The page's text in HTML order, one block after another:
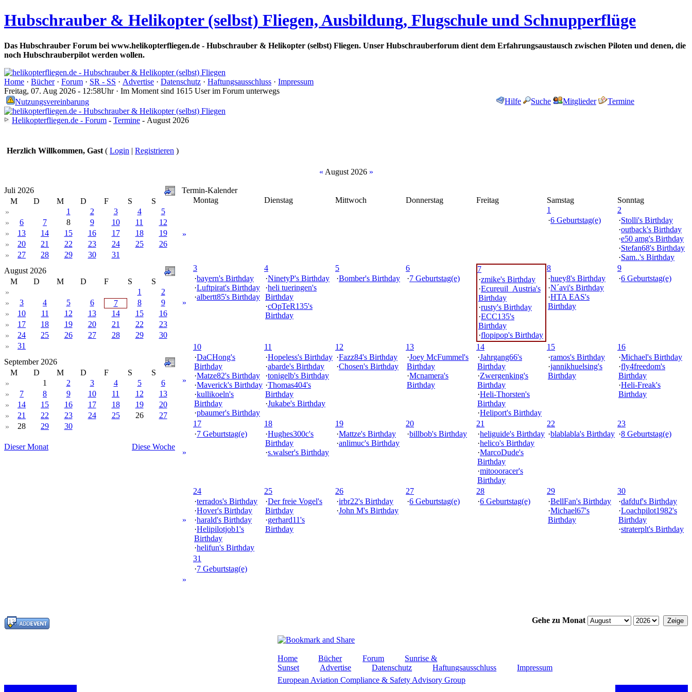
Hubschrauber & Helikopter (selbst) Fliegen, Ausbildung, Flugschule und Schnupperflüge
Das Hubschrauber Forum bei www.helikopterfliegen.de - Hubschrauber & Helikopter (selbst) Fliegen. Unser Hubschrauberforum dient dem Erfahrungsaustausch zwischen Piloten und denen, die
noch Hubschrauberpilot werden wollen.
Home · Bücher· Forum · SR - SS · Advertise · Datenschutz · Haftungsausschluss · Impressum
Freitag, 07. Aug 2026 - 12:58Uhr · Im Moment sind 1615 User im Forum unterwegs
Nutzungsvereinbarung
Hilfe Suche Mitglieder Termine
Helikopterfliegen.de - Forum - Termine - August 2026
Herzlich Willkommen, Gast ( Login | Registrieren )
« August 2026 »
Juli 2026
M
D M D F S
S
»
1 2 3 4
5
»
6 7 8 9 10 11
12
»
13 14 15 16 17 18
19
»
20 21 22 23 24 25
26
»
27 28 29 30
31
August 2026
M
D M D F S
S
»
1
2
»
3 4 5 6 7 8
9
»
10 11 12 13 14 15
16
»
17 18 19 20 21 22
23
»
24 25 26 27 28 29
30
»
31
September 2026
M
D M D F S
S
»
1 2 3 4 5
6
»
7 8 9 10 11 12
13
»
14 15 16 17 18 19
20
»
21 22 23 24 25 26
27
»
28 29 30
Dieser Monat Diese Woche
Termin-Kalender
Montag
Dienstag Mittwoch Donnerstag Freitag Samstag Sonntag
»
1
·6 Geburtstag(e)
2
·Stolli's Birthday
·outback's Birthday
·e50 amg's Birthday
·Stefan68's Birthday
·Sam..'s Birthday
»
3
·bayern's Birthday
·Luftpirat's Birthday
·albertt85's Birthday
4
·NinetyP's Birthday
·heli tueringen's
Birthday
·cOpTeR135's
Birthday
5
·Bomber's Birthday
6
·7 Geburtstag(e)
7
·zmike's Birthday
·Ecureuil_Austria's
Birthday
·rusty's Birthday
·ECC135's
Birthday
·flopipop's Birthday
8
·huey8's Birthday
·N´avi's Birthday
·HTA EAS's
Birthday
9
·6 Geburtstag(e)
»
10
·DaCHong's
Birthday
·Matze82's Birthday
·Maverick's Birthday
·kullikoeln's
Birthday
·pbaumer's Birthday
11
·Hopeless's Birthday
·abarde's Birthday
·tonigelb's Birthday
·Thomas404's
Birthday
·Jukabe's Birthday
12
·Fazz84's Birthday
·Chosen's Birthday
13
·Joey McFummel's
Birthday
·Mcnamera's
Birthday
14
·Jahrgang66's
Birthday
·Zwergenking's
Birthday
·Heli-Thorsten's
Birthday
·Heliport's Birthday
15
·ramos's Birthday
·jannikhuelsing's
Birthday
16
·Michael's Birthday
·fly4freedom's
Birthday
·Heli-Freak's
Birthday
»
17
·7 Geburtstag(e)
18
·Hughes300c's
Birthday
·s.walser's Birthday
19
·Mattze's Birthday
·anlimuc's Birthday
20
·billbob's Birthday
21
·heliguide's Birthday
·helico's Birthday
·MarcoDude's
Birthday
·mitoooracer's
Birthday
22
·blablabla's Birthday
23
·8 Geburtstag(e)
»
24
·terrados's Birthday
·Hover's Birthday
·harald's Birthday
·Helipilotjob1's
Birthday
·helifun's Birthday
25
·Der freie Vogel's
Birthday
·gerhard11's
Birthday
26
·irbr22's Birthday
·John M's Birthday
27
·6 Geburtstag(e)
28
·6 Geburtstag(e)
29
·BellFan's Birthday
·Michael67's
Birthday
30
·dafduf's Birthday
·Loachpilot1982's
Birthday
·straterplt's Birthday
»
31
·7 Geburtstag(e)
Gehe zu Monat
Home Bücher Forum
Sunrise &
Sunset
Advertise Datenschutz Haftungsausschluss
Impressum
European Aviation Compliance & Safety Advisory Group